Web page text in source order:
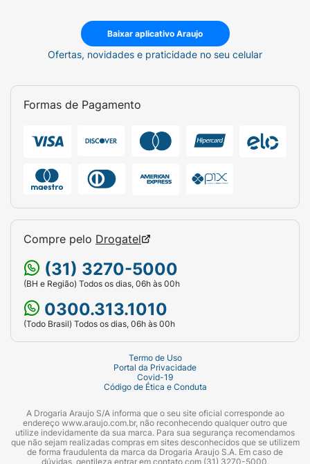
Baixar aplicativo Araujo
Ofertas, novidades e praticidade no seu celular
Formas de Pagamento
Compre pelo Drogatel
(31) 3270-5000
(BH e Região) Todos os dias, 06h às 00h
0300.313.1010
(Todo Brasil) Todos os dias, 06h às 00h
Termo de Uso
Portal da Privacidade
Covid-19
Código de Ética e Conduta
A Drogaria Araujo S/A informa que o seu site oficial corresponde ao
endereço www.araujo.com.br, não reconhecendo qualquer outro que
utilize indevidamente da sua marca. Para sua segurança recomendamos
que não sejam realizadas compras em sites desconhecidos que se utilizem
de forma fraudulenta da marca da Drogaria Araujo S.A. Em caso de
dúvidas, gentileza entrar em contato com (31) 3270-5000.